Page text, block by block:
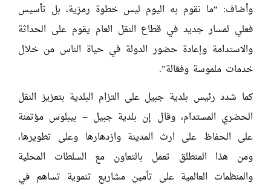
وأضاف: “ما نقوم به اليوم ليس خطوة رمزية، بل تأسيس
فعلي لمسار جديد في قطاع النقل العام يقوم على الحداثة
والاستدامة وإعادة حضور الدولة في حياة الناس من خلال
خدمات ملموسة وفعّالة”.
كما شدد رئيس بلدية جبيل على التزام البلدية بتعزيز النقل
الحضري المستدام، وقال إن بلدية جبيل – بيبلوس مؤتمنة
على الحفاظ على ارث المدينة وازدهارها وعلى تطويرها،
ومن هذا المنطلق تعمل بالتعاون مع السلطات المحلية
والمنظمات العالمية على تأمين مشاريع تنموية تساهم في